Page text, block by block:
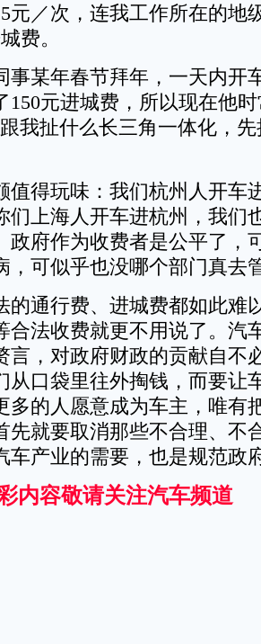
元／次，连我工作所在的地
费。
某年春节拜年，一天内开
150元进城费，所以现在他
我扯什么长三角一体化，
得玩味：我们杭州人开车
们上海人开车进杭州，我们
政府作为收费者是公平了，
，可似乎也没哪个部门真去
通行费、进城费都如此难
合法收费就更不用说了。汽
言，对政府财政的贡献自不
从口袋里往外掏钱，而要让
多的人愿意成为车主，唯有
先就要取消那些不合理、不
车产业的需要，也是规范政
内容敬请关注汽车频道